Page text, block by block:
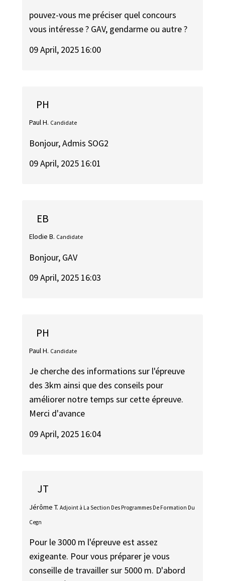
pouvez-vous me préciser quel concours
vous intéresse ? GAV, gendarme ou autre ?
09 April, 2025 16:00
PH
Paul H. Candidate
Bonjour, Admis SOG2
09 April, 2025 16:01
EB
Elodie B. Candidate
Bonjour, GAV
09 April, 2025 16:03
PH
Paul H. Candidate
Je cherche des informations sur l'épreuve
des 3km ainsi que des conseils pour
améliorer notre temps sur cette épreuve.
Merci d'avance
09 April, 2025 16:04
JT
Jérôme T. Adjoint à La Section Des Programmes De Formation Du
Cegn
Pour le 3000 m l'épreuve est assez
exigeante. Pour vous préparer je vous
conseille de travailler sur 5000 m. D'abord